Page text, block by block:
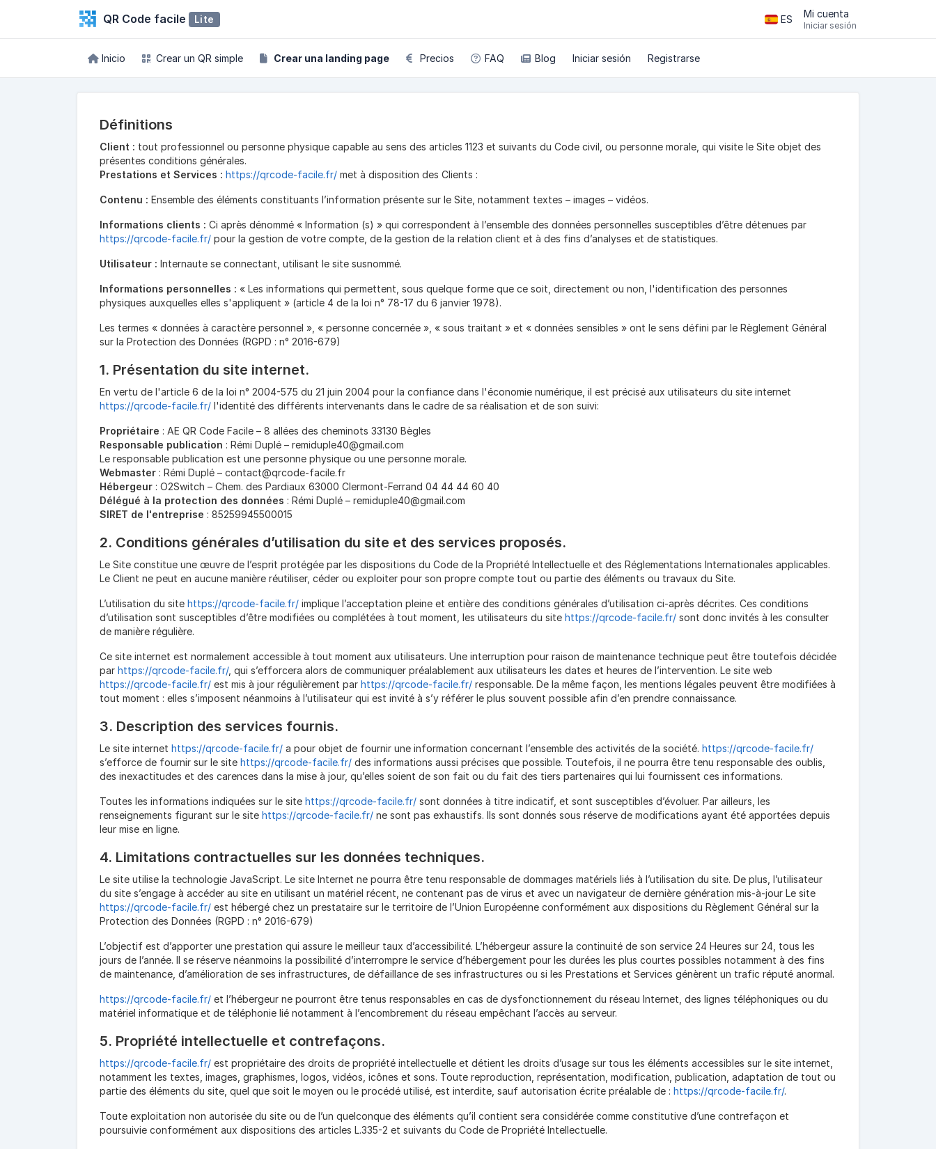
QR Code facile Lite ES Mi cuenta
Iniciar sesión
Inicio Crear un QR simple Crear una landing page Precios FAQ Blog Iniciar sesión Registrarse
Définitions
Client : tout professionnel ou personne physique capable au sens des articles 1123 et suivants du Code civil, ou personne morale, qui visite le Site objet des
présentes conditions générales.
Prestations et Services : https://qrcode-facile.fr/ met à disposition des Clients :
Contenu : Ensemble des éléments constituants l’information présente sur le Site, notamment textes – images – vidéos.
Informations clients : Ci après dénommé « Information (s) » qui correspondent à l’ensemble des données personnelles susceptibles d’être détenues par
https://qrcode-facile.fr/ pour la gestion de votre compte, de la gestion de la relation client et à des fins d’analyses et de statistiques.
Utilisateur : Internaute se connectant, utilisant le site susnommé.
Informations personnelles : « Les informations qui permettent, sous quelque forme que ce soit, directement ou non, l'identification des personnes
physiques auxquelles elles s'appliquent » (article 4 de la loi n° 78-17 du 6 janvier 1978).
Les termes « données à caractère personnel », « personne concernée », « sous traitant » et « données sensibles » ont le sens défini par le Règlement Général
sur la Protection des Données (RGPD : n° 2016-679)
1. Présentation du site internet.
En vertu de l'article 6 de la loi n° 2004-575 du 21 juin 2004 pour la confiance dans l'économie numérique, il est précisé aux utilisateurs du site internet
https://qrcode-facile.fr/ l'identité des différents intervenants dans le cadre de sa réalisation et de son suivi:
Propriétaire : AE QR Code Facile – 8 allées des cheminots 33130 Bègles
Responsable publication : Rémi Duplé – remiduple40@gmail.com
Le responsable publication est une personne physique ou une personne morale.
Webmaster : Rémi Duplé – contact@qrcode-facile.fr
Hébergeur : O2Switch – Chem. des Pardiaux 63000 Clermont-Ferrand 04 44 44 60 40
Délégué à la protection des données : Rémi Duplé – remiduple40@gmail.com
SIRET de l'entreprise : 85259945500015
2. Conditions générales d’utilisation du site et des services proposés.
Le Site constitue une œuvre de l’esprit protégée par les dispositions du Code de la Propriété Intellectuelle et des Réglementations Internationales applicables.
Le Client ne peut en aucune manière réutiliser, céder ou exploiter pour son propre compte tout ou partie des éléments ou travaux du Site.
L’utilisation du site https://qrcode-facile.fr/ implique l’acceptation pleine et entière des conditions générales d’utilisation ci-après décrites. Ces conditions
d’utilisation sont susceptibles d’être modifiées ou complétées à tout moment, les utilisateurs du site https://qrcode-facile.fr/ sont donc invités à les consulter
de manière régulière.
Ce site internet est normalement accessible à tout moment aux utilisateurs. Une interruption pour raison de maintenance technique peut être toutefois décidée
par https://qrcode-facile.fr/, qui s’efforcera alors de communiquer préalablement aux utilisateurs les dates et heures de l’intervention. Le site web
https://qrcode-facile.fr/ est mis à jour régulièrement par https://qrcode-facile.fr/ responsable. De la même façon, les mentions légales peuvent être modifiées à
tout moment : elles s’imposent néanmoins à l’utilisateur qui est invité à s’y référer le plus souvent possible afin d’en prendre connaissance.
3. Description des services fournis.
Le site internet https://qrcode-facile.fr/ a pour objet de fournir une information concernant l’ensemble des activités de la société. https://qrcode-facile.fr/
s’efforce de fournir sur le site https://qrcode-facile.fr/ des informations aussi précises que possible. Toutefois, il ne pourra être tenu responsable des oublis,
des inexactitudes et des carences dans la mise à jour, qu’elles soient de son fait ou du fait des tiers partenaires qui lui fournissent ces informations.
Toutes les informations indiquées sur le site https://qrcode-facile.fr/ sont données à titre indicatif, et sont susceptibles d’évoluer. Par ailleurs, les
renseignements figurant sur le site https://qrcode-facile.fr/ ne sont pas exhaustifs. Ils sont donnés sous réserve de modifications ayant été apportées depuis
leur mise en ligne.
4. Limitations contractuelles sur les données techniques.
Le site utilise la technologie JavaScript. Le site Internet ne pourra être tenu responsable de dommages matériels liés à l’utilisation du site. De plus, l’utilisateur
du site s’engage à accéder au site en utilisant un matériel récent, ne contenant pas de virus et avec un navigateur de dernière génération mis-à-jour Le site
https://qrcode-facile.fr/ est hébergé chez un prestataire sur le territoire de l’Union Européenne conformément aux dispositions du Règlement Général sur la
Protection des Données (RGPD : n° 2016-679)
L’objectif est d’apporter une prestation qui assure le meilleur taux d’accessibilité. L’hébergeur assure la continuité de son service 24 Heures sur 24, tous les
jours de l’année. Il se réserve néanmoins la possibilité d’interrompre le service d’hébergement pour les durées les plus courtes possibles notamment à des fins
de maintenance, d’amélioration de ses infrastructures, de défaillance de ses infrastructures ou si les Prestations et Services génèrent un trafic réputé anormal.
https://qrcode-facile.fr/ et l’hébergeur ne pourront être tenus responsables en cas de dysfonctionnement du réseau Internet, des lignes téléphoniques ou du
matériel informatique et de téléphonie lié notamment à l’encombrement du réseau empêchant l’accès au serveur.
5. Propriété intellectuelle et contrefaçons.
https://qrcode-facile.fr/ est propriétaire des droits de propriété intellectuelle et détient les droits d’usage sur tous les éléments accessibles sur le site internet,
notamment les textes, images, graphismes, logos, vidéos, icônes et sons. Toute reproduction, représentation, modification, publication, adaptation de tout ou
partie des éléments du site, quel que soit le moyen ou le procédé utilisé, est interdite, sauf autorisation écrite préalable de : https://qrcode-facile.fr/.
Toute exploitation non autorisée du site ou de l’un quelconque des éléments qu’il contient sera considérée comme constitutive d’une contrefaçon et
poursuivie conformément aux dispositions des articles L.335-2 et suivants du Code de Propriété Intellectuelle.